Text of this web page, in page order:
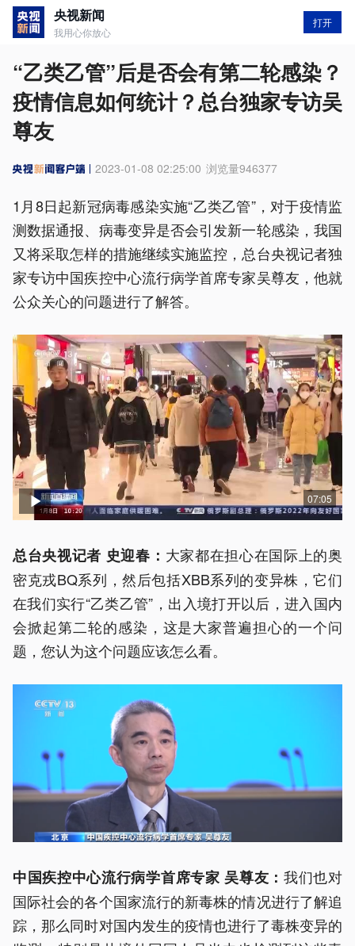
央视新闻
我用心你放心
打开
“乙类乙管”后是否会有第二轮感染？
疫情信息如何统计？总台独家专访吴
尊友
2023-01-08 02:25:00 浏览量946377
1月8日起新冠病毒感染实施“乙类乙管”，对于疫情监
测数据通报、病毒变异是否会引发新一轮感染，我国
又将采取怎样的措施继续实施监控，总台央视记者独
家专访中国疾控中心流行病学首席专家吴尊友，他就
公众关心的问题进行了解答。
07:05
总台央视记者 史迎春： 大家都在担心在国际上的奥
密克戎BQ系列，然后包括XBB系列的变异株，它们
在我们实行“乙类乙管”，出入境打开以后，进入国内
会掀起第二轮的感染，这是大家普遍担心的一个问
题，您认为这个问题应该怎么看。
中国疾控中心流行病学首席专家 吴尊友： 我们也对
国际社会的各个国家流行的新毒株的情况进行了解追
踪，那么同时对国内发生的疫情也进行了毒株变异的